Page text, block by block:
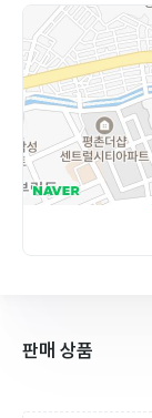
판매 상품